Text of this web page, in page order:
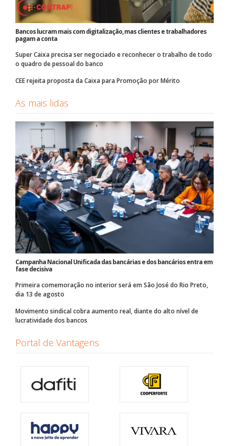
Bancos lucram mais com digitalização, mas clientes e trabalhadores
pagam a conta
Super Caixa precisa ser negociado e reconhecer o trabalho de todo
o quadro de pessoal do banco
CEE rejeita proposta da Caixa para Promoção por Mérito
As mais lidas
Campanha Nacional Unificada das bancárias e dos bancários entra em
fase decisiva
Primeira comemoração no interior será em São José do Rio Preto,
dia 13 de agosto
Movimento sindical cobra aumento real, diante do alto nível de
lucratividade dos bancos
Portal de Vantagens